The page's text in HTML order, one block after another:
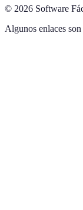
© 2026 Software
Algunos enlaces